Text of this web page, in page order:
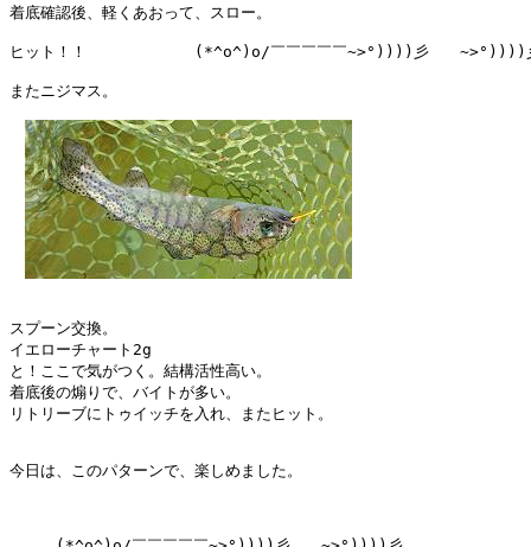
着底確認後、軽くあおって、スロー。
ヒット！！　　　　　　　(*^o^)o/￣￣￣￣￣~>°))))彡　　~>°))))
またニジマス。
スプーン交換。
イエローチャート2g
と！ここで気がつく。結構活性高い。
着底後の煽りで、バイトが多い。
リトリーブにトゥイッチを入れ、またヒット。
今日は、このパターンで、楽しめました。